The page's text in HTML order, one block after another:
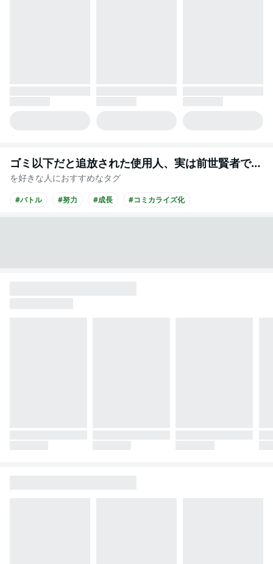
ゴミ以下だと追放された使用人、実は前世賢者です ～史上最強の賢者、世界最高峰の学園に通う～
を好きな人におすすめなタグ
#バトル #努力 #成長 #コミカライズ化